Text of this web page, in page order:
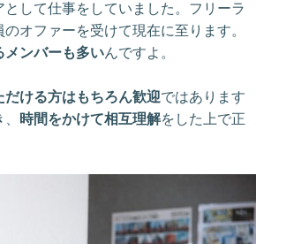
して仕事をしていました。フリーラ
オファーを受けて現在に至ります。
メンバーも多いんですよ。
ける方はもちろん歓迎ではあります
時間をかけて相互理解をした上で正